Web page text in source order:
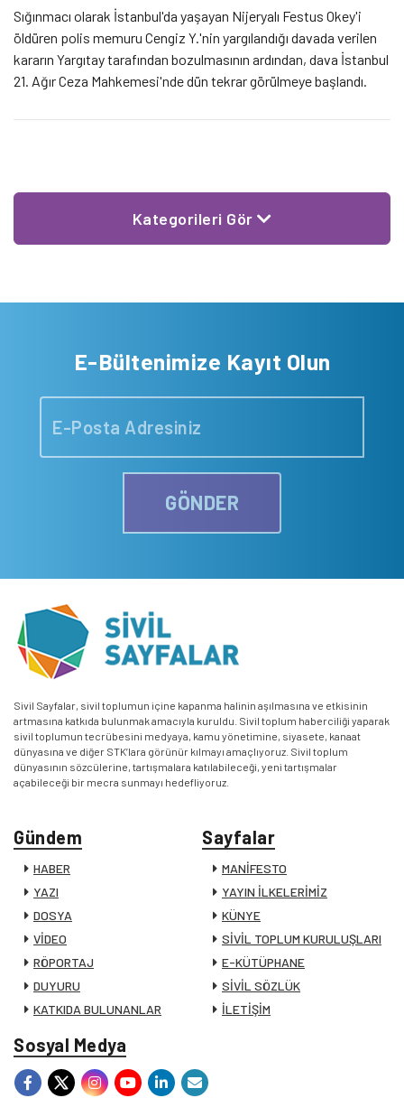
Sığınmacı olarak İstanbul'da yaşayan Nijeryalı Festus Okey'i
öldüren polis memuru Cengiz Y.'nin yargılandığı davada verilen
kararın Yargıtay tarafından bozulmasının ardından, dava İstanbul
21. Ağır Ceza Mahkemesi'nde dün tekrar görülmeye başlandı.
Kategorileri Gör
E-Bültenimize Kayıt Olun
GÖNDER
Sivil Sayfalar, sivil toplumun içine kapanma halinin aşılmasına ve etkisinin
artmasına katkıda bulunmak amacıyla kuruldu. Sivil toplum haberciliği yaparak
sivil toplumun tecrübesini medyaya, kamu yönetimine, siyasete, kanaat
dünyasına ve diğer STK’lara görünür kılmayı amaçlıyoruz. Sivil toplum
dünyasının sözcülerine, tartışmalara katılabileceği, yeni tartışmalar
açabileceği bir mecra sunmayı hedefliyoruz.
Gündem
HABER
YAZI
DOSYA
VİDEO
RÖPORTAJ
DUYURU
KATKIDA BULUNANLAR
Sayfalar
MANİFESTO
YAYIN İLKELERİMİZ
KÜNYE
SİVİL TOPLUM KURULUŞLARI
E-KÜTÜPHANE
SİVİL SÖZLÜK
İLETİŞİM
Sosyal Medya